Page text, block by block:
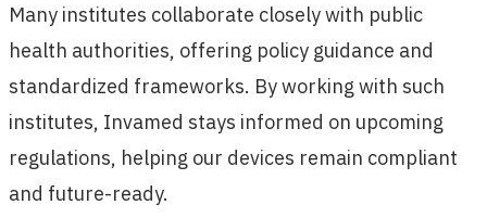
Many institutes collaborate closely with public
health authorities, offering policy guidance and
standardized frameworks. By working with such
institutes, Invamed stays informed on upcoming
regulations, helping our devices remain compliant
and future-ready.